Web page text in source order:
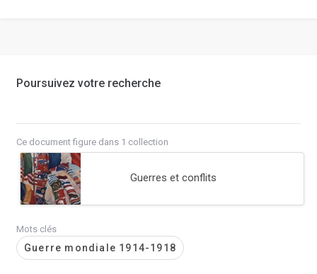
Poursuivez votre recherche
Ce document figure dans 1 collection
Guerres et conflits
Mots clés
Guerre mondiale 1914-1918